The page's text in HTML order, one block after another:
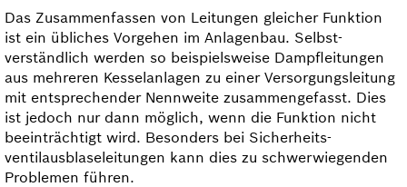
Das Zusammenfassen von Leitungen gleicher Funktion
ist ein übliches Vorgehen im Anlagenbau. Selbst-
verständlich werden so beispielsweise Dampfleitungen
aus mehreren Kesselanlagen zu einer Versor­gungs­leitung
mit entsprechender Nennweite zusammengefasst. Dies
ist jedoch nur dann möglich, wenn die Funktion nicht
beeinträchtigt wird. Besonders bei Sicherheits­
ventilausblaseleitungen kann dies zu schwerwiegenden
Problemen führen.